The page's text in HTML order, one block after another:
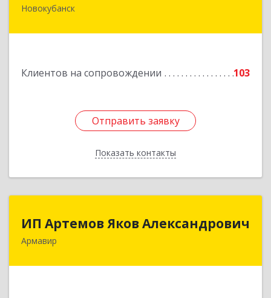
Новокубанск
Клиентов на сопровождении 103
Отправить заявку
Показать контакты
352240, Краснодарский край, Новокубанск г,
Отправить заявку
Назад
ИП Артемов Яков Александрович
Армавир